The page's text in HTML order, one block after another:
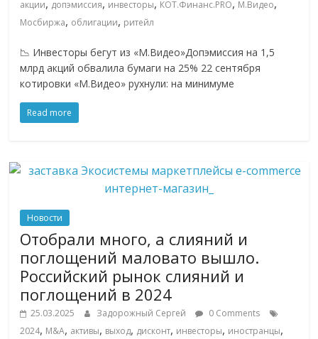
ритейле,
технологиях,
соцсетях.
Нам
важно,
как
Сеть
людей
обсудить
эти
изменения
акции, допэмиссия, инвесторы, КОТ.Финанс.PRO, М.Видео,
Мосбиржа, облигации, ритейл
📉 Инвесторы бегут из «М.Видео»Допэмиссия на 1,5
млрд акций обвалила бумаги на 25% 22 сентября
котировки «М.Видео» рухнули: на минимуме
Read more
Новости
Отобрали много, а слияний и
поглощений маловато вышло.
Российский рынок слияний и
поглощений в 2024
25.03.2025 Задорожный Сергей
0 Comments
2024, M&A, активы, выход, дисконт, инвесторы, иностранцы,